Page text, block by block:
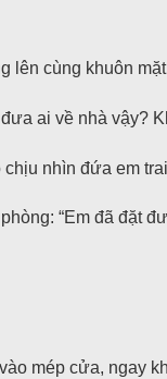
lên cùng khuôn
ai về nhà vậy?
nhìn đứa em
“Em đã đặt
mép cửa, ngay